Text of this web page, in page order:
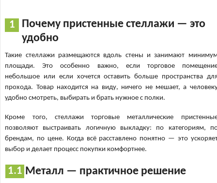
Почему пристенные стеллажи — это
удобно
Такие стеллажи размещаются вдоль стены и занимают
площади. Это особенно важно, если торговое
небольшое или если хочется оставить больше пространства
прохода. Товар находится на виду, ничего не мешает, а
удобно смотреть, выбирать и брать нужное с полки.
Кроме того, стеллажи торговые металлические
позволяют выстраивать логичную выкладку: по категориям,
брендам, по цене. Когда всё расставлено понятно — это
выбор и делает процесс покупки комфортнее.
Металл — практичное решение